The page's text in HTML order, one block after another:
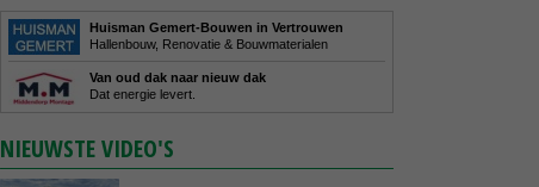
Huisman Gemert-Bouwen in Vertrouwen
Hallenbouw, Renovatie & Bouwmaterialen
Van oud dak naar nieuw dak
Dat energie levert.
NIEUWSTE VIDEO'S